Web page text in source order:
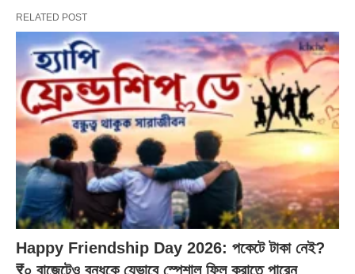
RELATED POST
Happy Friendship Day 2026: পকেটে টাকা নেই?
₹০ বাজেটেও বন্ধুকে যেভাবে স্পেশাল ফিল করাতে পারেন